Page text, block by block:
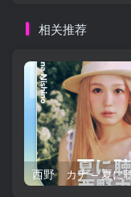
相关推荐